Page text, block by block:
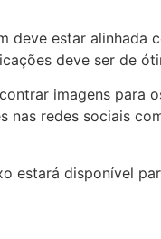
deve estar alinhada
deve ser de
imagens para
nas redes sociais
estará disponível